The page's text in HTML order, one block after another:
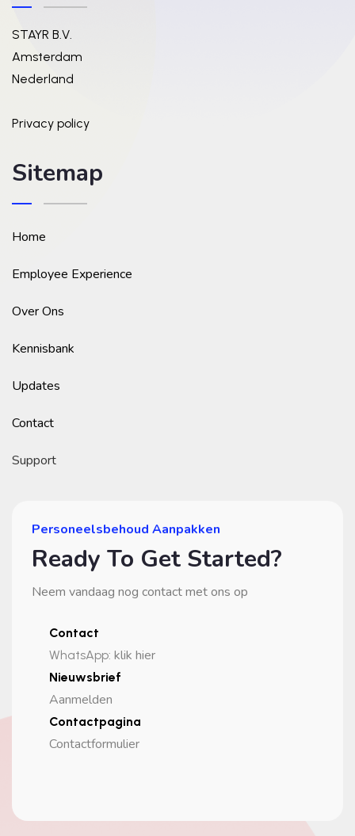
STAYR B.V.
Amsterdam
Nederland
Privacy policy
Sitemap
Home
Employee Experience
Over Ons
Kennisbank
Updates
Contact
Support
Personeelsbehoud Aanpakken
Ready To Get Started?
Neem vandaag nog contact met ons op
Contact
WhatsApp: klik hier
Nieuwsbrief
Aanmelden
Contactpagina
Contactformulier